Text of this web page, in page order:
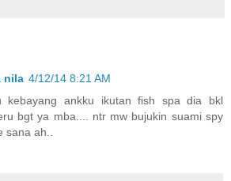
nila 4/12/14 8:21 AM
kebayang ankku ikutan fish spa dia bkl
bgt ya mba.... ntr mw bujukin suami spy
ah..